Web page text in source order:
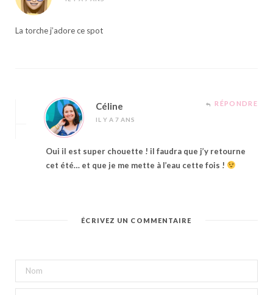
La torche j’adore ce spot
Céline
IL Y A 7 ANS
RÉPONDRE
Oui il est super chouette ! il faudra que j’y retourne
cet été… et que je me mette à l’eau cette fois !
ÉCRIVEZ UN COMMENTAIRE